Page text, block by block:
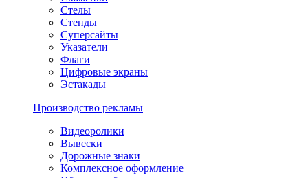
Стелы
Стенды
Суперсайты
Указатели
Флаги
Цифровые экраны
Эстакады
Производство рекламы
Видеоролики
Вывески
Дорожные знаки
Комплексное оформление